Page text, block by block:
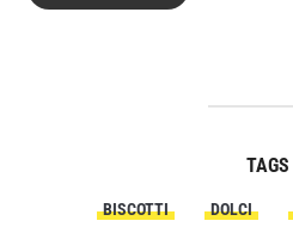
TAGS
BISCOTTI DOLCI